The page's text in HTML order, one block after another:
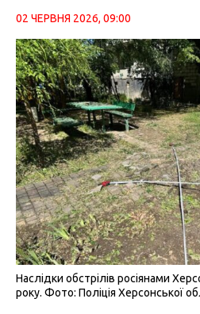
02 ЧЕРВНЯ 2026, 09:00
Наслідки обстрілів росіянами
року. Фото: Поліція Херсонської